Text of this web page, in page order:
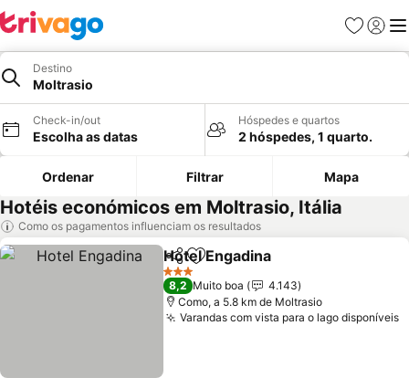
Favoritos
Iniciar
Destino
Moltrasio
Check-in/out
Escolha as datas
Hóspedes e quartos
2 hóspedes, 1 quarto.
Ordenar Filtrar Mapa
Hotéis económicos em Moltrasio, Itália
Como os pagamentos influenciam os resultados
PartilharAdicionar aos favoritos
Hotel Engadina
3 Estrelas
8,2 Muito boa
4.143
Como, a 5.8 km de Moltrasio
Varandas com vista para o lago disponíveis